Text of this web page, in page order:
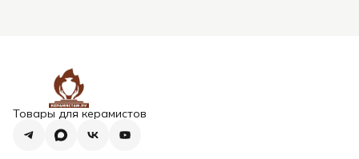
Товары для керамистов